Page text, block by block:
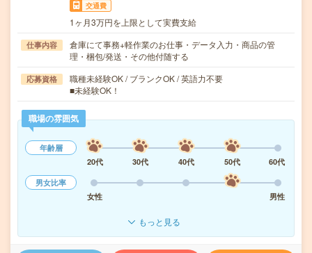
交通費
1ヶ月3万円を上限として実費支給
仕事内容
倉庫にて事務+軽作業のお仕事・データ入力・商品の管
理・梱包/発送・その他付随する
応募資格
職種未経験OK / ブランクOK / 英語力不要
■未経験OK！
職場の雰囲気
年齢層
20代
30代 40代 50代
60代
男女比率
女性
男性
もっと見る